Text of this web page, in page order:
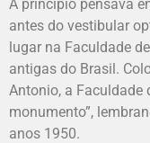
A princípio pensava
antes do vestibular
lugar na Faculdade
antigas do Brasil.
Antonio, a Faculdade
monumento”,
anos 1950.